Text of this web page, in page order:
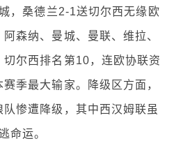
，桑德兰2-1送切尔西无缘欧
森纳、曼城、曼联、维拉、
尔西排名第10，连欧协联资
季最大输家。降级区方面，
惨遭降级，其中西汉姆联虽
命运。